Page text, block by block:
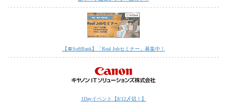
【〓SoftBank】「Real Jobセミナー」募集中！
1Dayイベント【8/12〆切！】